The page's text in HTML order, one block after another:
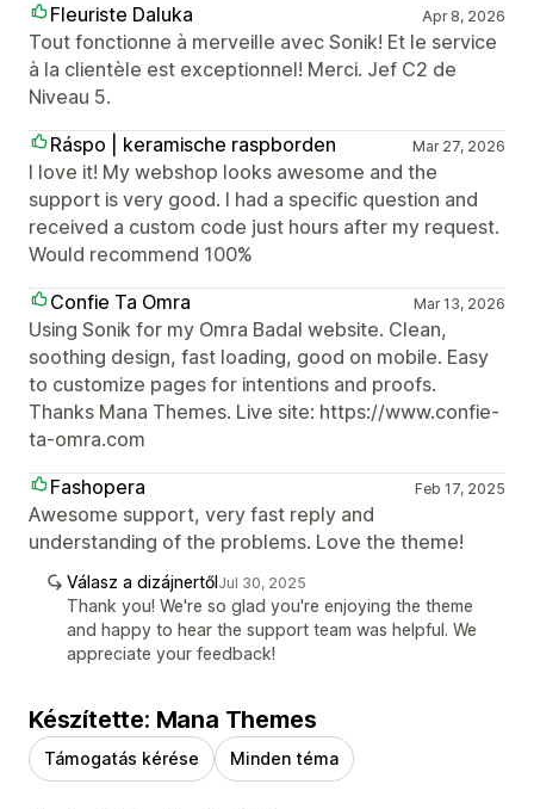
Fleuriste Daluka Apr 8, 2026
Tout fonctionne à merveille avec Sonik! Et le service
à la clientèle est exceptionnel! Merci. Jef C2 de
Niveau 5.
Ráspo | keramische raspborden
Mar 27, 2026
I love it! My webshop looks awesome and the
support is very good. I had a specific question and
received a custom code just hours after my request.
Would recommend 100%
Confie Ta Omra
Mar 13, 2026
Using Sonik for my Omra Badal website. Clean,
soothing design, fast loading, good on mobile. Easy
to customize pages for intentions and proofs.
Thanks Mana Themes. Live site: https://www.confie-
ta-omra.com
Fashopera
Feb 17, 2025
Awesome support, very fast reply and
understanding of the problems. Love the theme!
Válasz a dizájnertőlJul 30, 2025
Thank you! We're so glad you're enjoying the theme
and happy to hear the support team was helpful. We
appreciate your feedback!
Készítette: Mana Themes
Támogatás kérése Minden téma